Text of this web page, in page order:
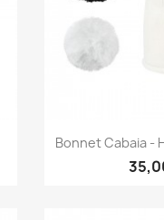

Bonnet Cabaia -